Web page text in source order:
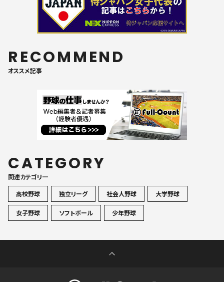
RECOMMEND
オススメ記事
CATEGORY
関連カテゴリ一
高校野球
独立リーグ 社会人野球 大学野球
女子野球 ソフトボール 少年野球